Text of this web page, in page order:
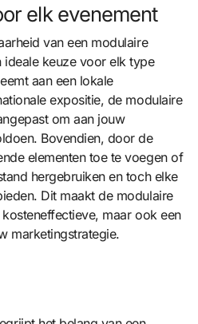
elk evenement
van een modulaire
ideale keuze voor elk type
aan een lokale
expositie, de modulaire
om aan jouw
Bovendien, door de
elementen toe te voegen of
hergebruiken en toch elke
Dit maakt de modulaire
maar ook een
marketingstrategie.